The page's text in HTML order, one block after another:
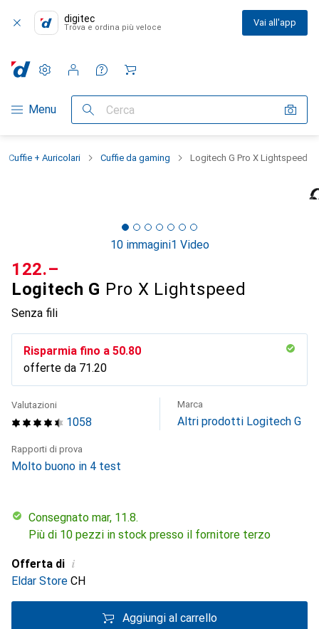
digitec
Trova e ordina più veloce Vai all'app
Categoria Navigazione
Menu Cerca
Impostazioni
Conto cliente
Liste di confronto
Liste dei desideri
Carrello
Cuffie + Auricolari Cuffie da gaming Logitech G Pro X Lightspeed
10 immagini1 Video
Logitech G Pro X Lightspeed
Senza fili
CHF
122.–
Risparmia fino a CHF
50.80
offerte da CHF
71.20
1058
Valutazioni Marca
Altri prodotti Logitech G
Rapporti di prova
Molto buono in 4 test
Consegnato mar, 11.8.
Più di 10 pezzi in stock presso il fornitore terzo
Offerta di i
Eldar Store CH
Aggiungi al carrello